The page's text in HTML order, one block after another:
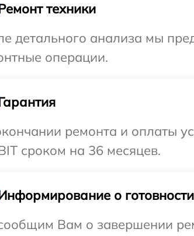
техники
детального анализа мы
операции.
ремонта и оплаты
сроком на 36 месяцев.
о готовности
Вам о завершении